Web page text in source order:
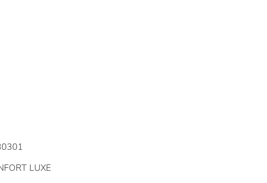
LUXE